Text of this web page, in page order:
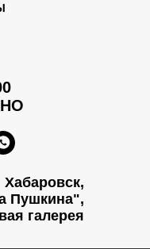
Хабаровск,
Пушкина",
галерея